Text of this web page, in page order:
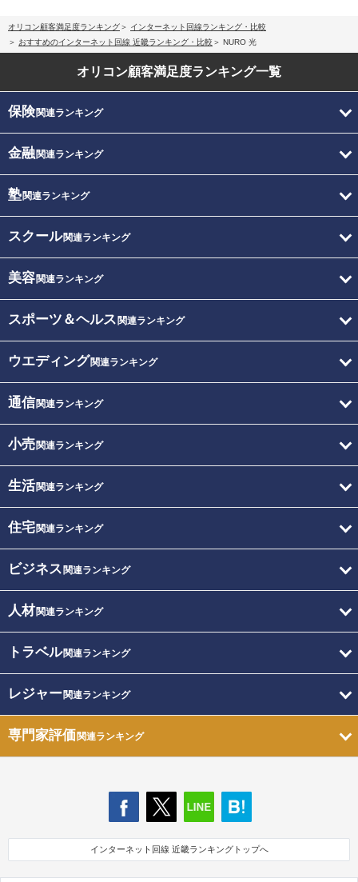
オリコン顧客満足度ランキング
インターネット回線ランキング・比較
おすすめのインターネット回線 近畿ランキング・比較
NURO 光
オリコン顧客満足度ランキング一覧
保険関連ランキング
金融関連ランキング
塾関連ランキング
スクール関連ランキング
美容関連ランキング
スポーツ＆ヘルス 関連ランキング
ウエディング関連ランキング
通信関連ランキング
小売関連ランキング
生活関連ランキング
住宅関連ランキング
ビジネス 関連ランキング
人材関連ランキング
トラベル関連ランキング
レジャー関連ランキング
専門家評価関連ランキング
インターネット回線 近畿ランキングトップへ